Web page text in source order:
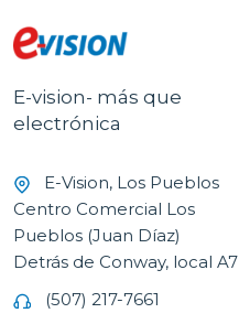
E-vision- más que
electrónica
E-Vision, Los Pueblos
Centro Comercial Los
Pueblos (Juan Díaz)
Detrás de Conway, local A7
(507) 217-7661